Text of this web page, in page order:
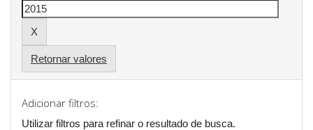
Retornar valores
Adicionar filtros:
Utilizar filtros para refinar o resultado de busca.